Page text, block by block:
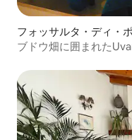
フォッサルタ・ディ・
ブドウ畑に囲まれた